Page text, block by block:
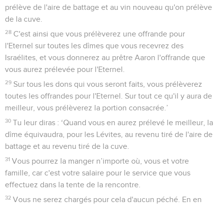
prélève de l'aire de battage et au vin nouveau qu'on prélève
de la cuve.
28 C'est ainsi que vous prélèverez une offrande pour
l'Eternel sur toutes les dîmes que vous recevrez des
Israélites, et vous donnerez au prêtre Aaron l'offrande que
vous aurez prélevée pour l'Eternel.
29 Sur tous les dons qui vous seront faits, vous prélèverez
toutes les offrandes pour l'Eternel. Sur tout ce qu'il y aura de
meilleur, vous prélèverez la portion consacrée.’
30 Tu leur diras : ‘Quand vous en aurez prélevé le meilleur, la
dîme équivaudra, pour les Lévites, au revenu tiré de l'aire de
battage et au revenu tiré de la cuve.
31 Vous pourrez la manger n’importe où, vous et votre
famille, car c'est votre salaire pour le service que vous
effectuez dans la tente de la rencontre.
32 Vous ne serez chargés pour cela d'aucun péché. En en